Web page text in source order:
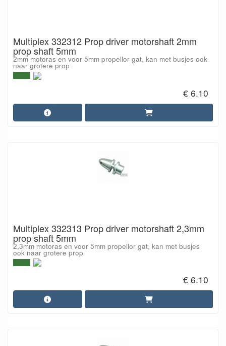
Multiplex 332312 Prop driver motorshaft 2mm
prop shaft 5mm
2mm motoras en voor 5mm propellor gat, kan met busjes ook
naar grotere prop
€ 6.10
Multiplex 332313 Prop driver motorshaft 2,3mm
prop shaft 5mm
2,3mm motoras en voor 5mm propellor gat, kan met busjes
ook naar grotere prop
€ 6.10